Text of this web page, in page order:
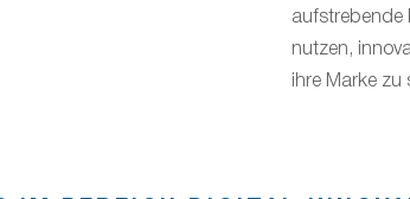
aufstrebende
nutzen,
ihre Marke zu